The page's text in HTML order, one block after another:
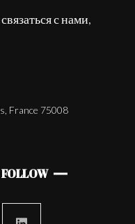
с нами,
France 75008